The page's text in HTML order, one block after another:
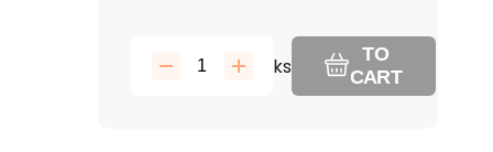
ks
TO
CART